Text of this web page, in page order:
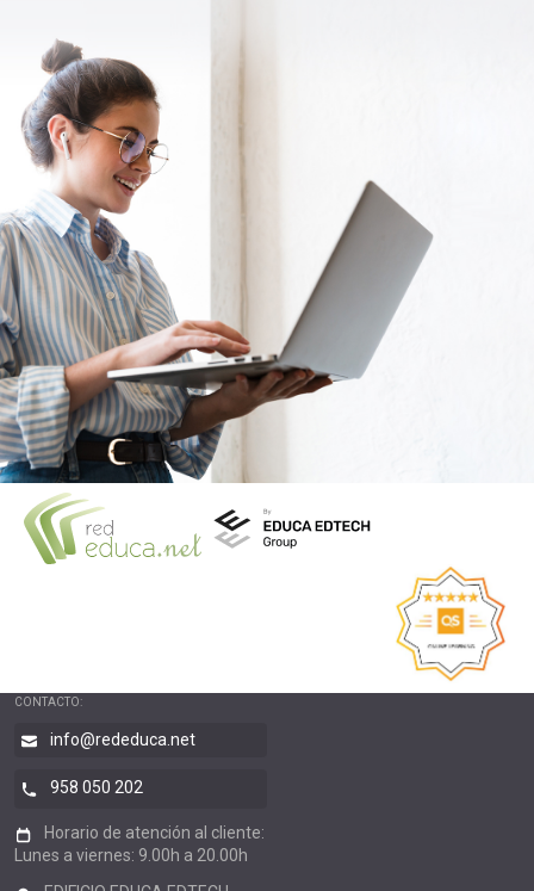
CONTACTO:
info@rededuca.net
958 050 202
Horario de atención al cliente:
Lunes a viernes: 9.00h a 20.00h